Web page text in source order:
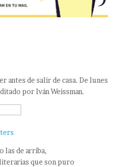
antes de salir de casa. De lunes
por Iván Weissman.
las de arriba,
que son puro